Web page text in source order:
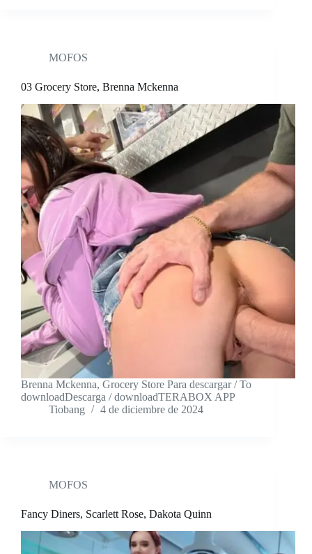
MOFOS
03 Grocery Store, Brenna Mckenna
Brenna Mckenna, Grocery Store Para descargar / To
downloadDescarga / downloadTERABOX APP
Tiobang
4 de diciembre de 2024
MOFOS
Fancy Diners, Scarlett Rose, Dakota Quinn